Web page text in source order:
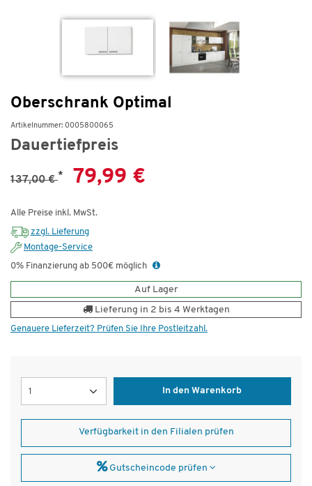
Oberschrank Optimal
Artikelnummer: 0005800065
Dauertiefpreis
137,00 €* 79,99 €
Alle Preise inkl. MwSt.
zzgl. Lieferung
Montage-Service
0% Finanzierung ab 500€ möglich
Auf Lager
Lieferung in 2 bis 4 Werktagen
Genauere Lieferzeit? Prüfen Sie Ihre Postleitzahl.
In den Warenkorb
Verfügbarkeit in den Filialen prüfen
Gutscheincode prüfen